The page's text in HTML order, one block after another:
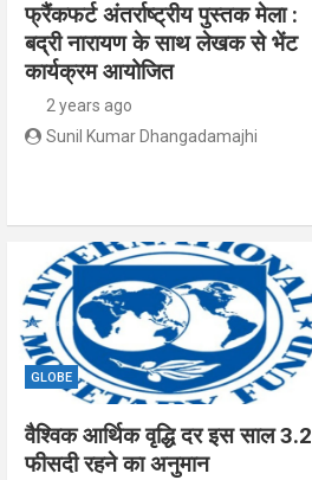
फ्रैंकफर्ट अंतर्राष्ट्रीय पुस्तक मेला :
बद्री नारायण के साथ लेखक से भेंट
कार्यक्रम आयोजित
2 years ago
Sunil Kumar Dhangadamajhi
GLOBE
वैश्विक आर्थिक वृद्धि दर इस साल 3.2
फीसदी रहने का अनुमान